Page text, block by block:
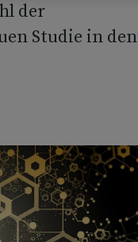
der
Studie in den